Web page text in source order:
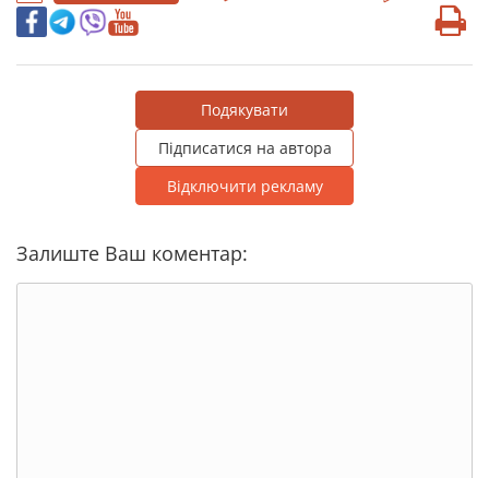
Подякувати
Підписатися на автора
Відключити рекламу
Залиште Ваш коментар: